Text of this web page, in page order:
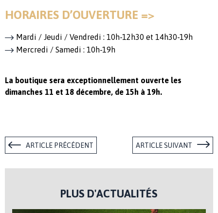
HORAIRES D’OUVERTURE =>
Mardi / Jeudi / Vendredi : 10h-12h30 et 14h30-19h
Mercredi / Samedi : 10h-19h
La boutique sera exceptionnellement ouverte les
dimanches 11 et 18 décembre, de 15h à 19h.
ARTICLE PRÉCÉDENT ARTICLE SUIVANT
PLUS D'ACTUALITÉS